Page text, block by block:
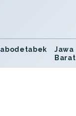
Jawa
Barat